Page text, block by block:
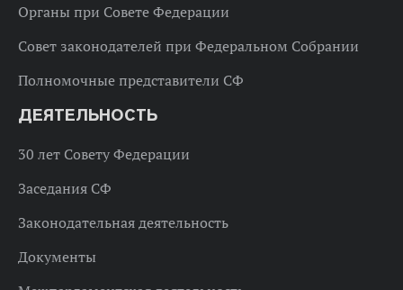
Органы при Совете Федерации
Совет законодателей при Федеральном Собрании
Полномочные представители СФ
ДЕЯТЕЛЬНОСТЬ
30 лет Совету Федерации
Заседания СФ
Законодательная деятельность
Документы